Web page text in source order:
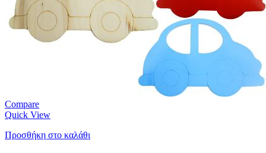
Compare
Quick View
Προσθήκη στο καλάθι